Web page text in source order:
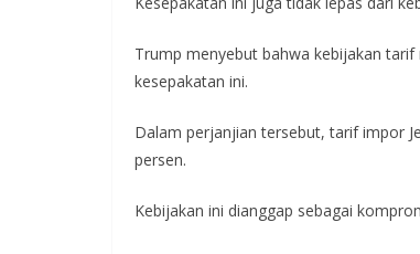
Trump menyebut bahwa kebijakan
kesepakatan ini.
Dalam perjanjian tersebut, tarif impor
persen.
Kebijakan ini dianggap sebagai